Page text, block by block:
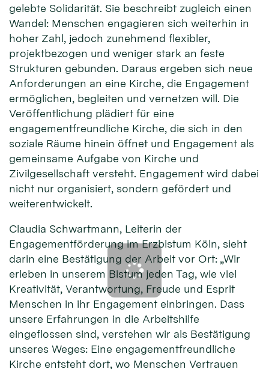
gelebte Solidarität. Sie beschreibt zugleich einen
Wandel: Menschen engagieren sich weiterhin in
hoher Zahl, jedoch zunehmend flexibler,
projektbezogen und weniger stark an feste
Strukturen gebunden. Daraus ergeben sich neue
Anforderungen an eine Kirche, die Engagement
ermöglichen, begleiten und vernetzen will. Die
Veröffentlichung plädiert für eine
engagementfreundliche Kirche, die sich in den
soziale Räume hinein öffnet und Engagement als
gemeinsame Aufgabe von Kirche und
Zivilgesellschaft versteht. Engagement wird dabei
nicht nur organisiert, sondern gefördert und
weiterentwickelt.
Claudia Schwartmann, Leiterin der
Engagementförderung im Erzbistum Köln, sieht
darin eine Bestätigung der Arbeit vor Ort: „Wir
erleben in unserem Bistum jeden Tag, wie viel
Kreativität, Verantwortung, Freude und Esprit
Menschen in ihr Engagement einbringen. Dass
unsere Erfahrungen in die Arbeitshilfe
eingeflossen sind, verstehen wir als Bestätigung
unseres Weges: Eine engagementfreundliche
Kirche entsteht dort, wo Menschen Vertrauen